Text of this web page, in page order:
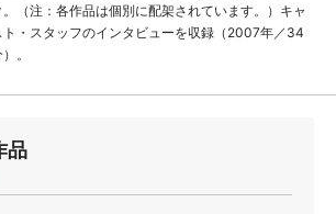
。（注：各作品は個別に配架されています。）キャ
ト・スタッフのインタビューを収録（2007年／34
。
品